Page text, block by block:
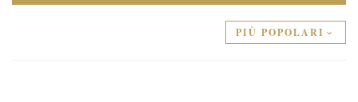
PIÙ POPOLARI